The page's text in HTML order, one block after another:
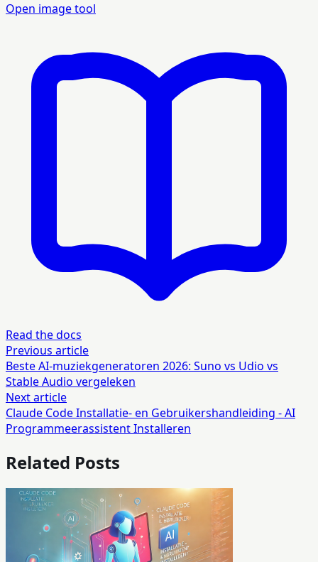
Open image tool
Read the docs
Previous article
Beste AI-muziekgeneratoren 2026: Suno vs Udio vs
Stable Audio vergeleken
Next article
Claude Code Installatie- en Gebruikershandleiding - AI
Programmeerassistent Installeren
Related Posts